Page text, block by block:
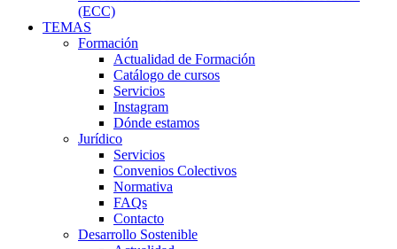
(ECC)
TEMAS
Formación
Actualidad de Formación
Catálogo de cursos
Servicios
Instagram
Dónde estamos
Jurídico
Servicios
Convenios Colectivos
Normativa
FAQs
Contacto
Desarrollo Sostenible